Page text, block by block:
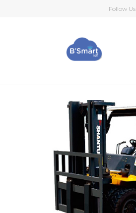
Follow Us
CASOS DE EXITO
SOBRE NOSOTROS